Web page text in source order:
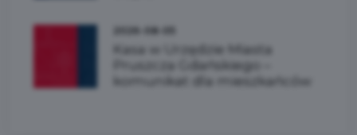
Kasa w Urzędzie Miasta
Pruszcza Gdańskiego –
komunikat dla mieszkańców